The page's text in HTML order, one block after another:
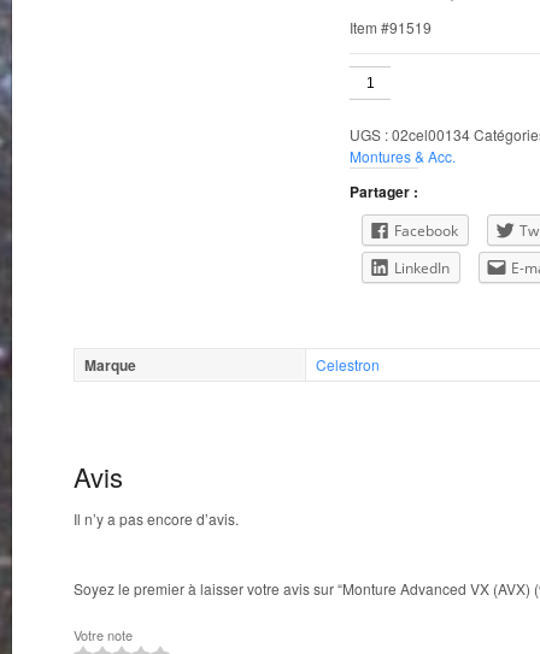
Item #91519
quantité
de
Advanced
VX
(AVX)
(91519)
UGS :02cel00134
Montures & Acc.
Partager :
Facebook
LinkedIn
E-
Marque Celestron
Avis
Il n’y a pas encore d’avis.
Soyez le premier à laisser votre avis sur “Monture Advanced VX (AVX)
Votre note